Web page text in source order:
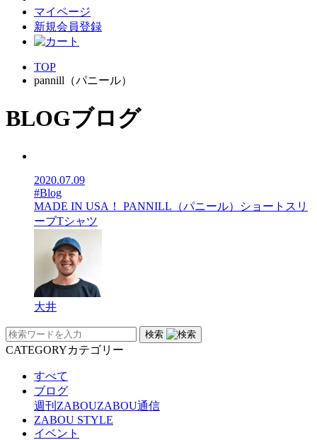
マイページ
新規会員登録
TOP
pannill（パニール）
BLOGブログ
2020.07.09
#Blog
MADE IN USA！ PANNILL（パニール）ショートスリ
ーブTシャツ
大井
検索
CATEGORYカテゴリー
すべて
ブログ
週刊ZABOUZABOU通信
ZABOU STYLE
イベント